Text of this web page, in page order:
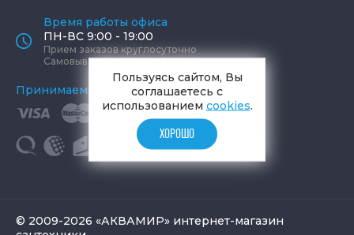
Время работы офиса
ПН-ВС 9:00 - 19:00
Прием заказов круглосуточно
Самовывоз ПН-СБ 9-19, ВС 12-17
Принимаем к оплате
© 2009-2026 «АКВАМИР» интернет-магазин
Пользуясь сайтом, Вы
соглашаетесь с
использованием cookies.
ХОРОШО